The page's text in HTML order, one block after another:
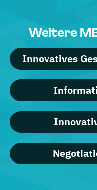
Weitere
Innovatives